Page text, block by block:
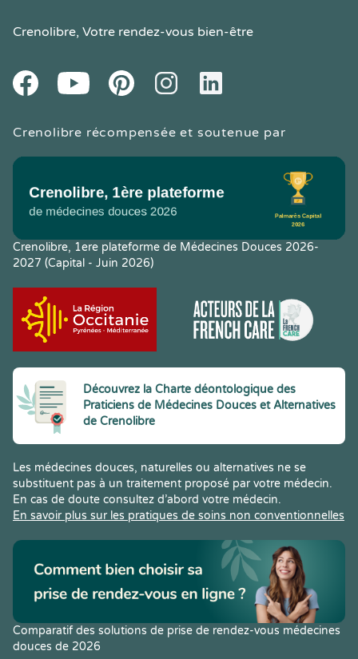
Crenolibre, Votre rendez-vous bien-être
FacebookYoutube PinteresetInstagramLinkedIn
Crenolibre récompensée et soutenue par
Crenolibre, 1ere plateforme de Médecines Douces 2026-
2027 (Capital - Juin 2026)
Découvrez la Charte déontologique des
Praticiens de Médecines Douces et Alternatives
de Crenolibre
Les médecines douces, naturelles ou alternatives ne se
substituent pas à un traitement proposé par votre médecin.
En cas de doute consultez d’abord votre médecin.
En savoir plus sur les pratiques de soins non conventionnelles
Comparatif des solutions de prise de rendez-vous médecines
douces de 2026